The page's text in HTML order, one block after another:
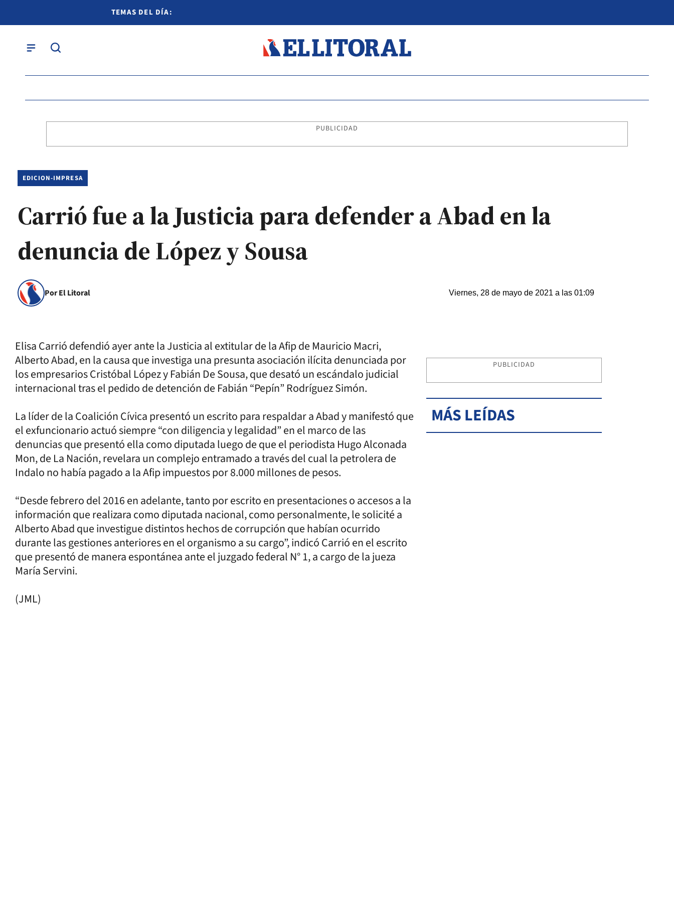
TEMAS DEL DÍA:
PUBLICIDAD
EDICION-IMPRESA
Carrió fue a la Justicia para defender a Abad en la
denuncia de López y Sousa
Por El Litoral Viernes, 28 de mayo de 2021 a las 01:09
Elisa Carrió defendió ayer ante la Justicia al extitular de la Afip de Mauricio Macri,
Alberto Abad, en la causa que investiga una presunta asociación ilícita denunciada por
los empresarios Cristóbal López y Fabián De Sousa, que desató un escándalo judicial
internacional tras el pedido de detención de Fabián “Pepín” Rodríguez Simón.
La líder de la Coalición Cívica presentó un escrito para respaldar a Abad y manifestó que
el exfuncionario actuó siempre “con diligencia y legalidad” en el marco de las
denuncias que presentó ella como diputada luego de que el periodista Hugo Alconada
Mon, de La Nación, revelara un complejo entramado a través del cual la petrolera de
Indalo no había pagado a la Afip impuestos por 8.000 millones de pesos.
“Desde febrero del 2016 en adelante, tanto por escrito en presentaciones o accesos a la
información que realizara como diputada nacional, como personalmente, le solicité a
Alberto Abad que investigue distintos hechos de corrupción que habían ocurrido
durante las gestiones anteriores en el organismo a su cargo”, indicó Carrió en el escrito
que presentó de manera espontánea ante el juzgado federal N° 1, a cargo de la jueza
María Servini.
(JML)
PUBLICIDAD
MÁS LEÍDAS